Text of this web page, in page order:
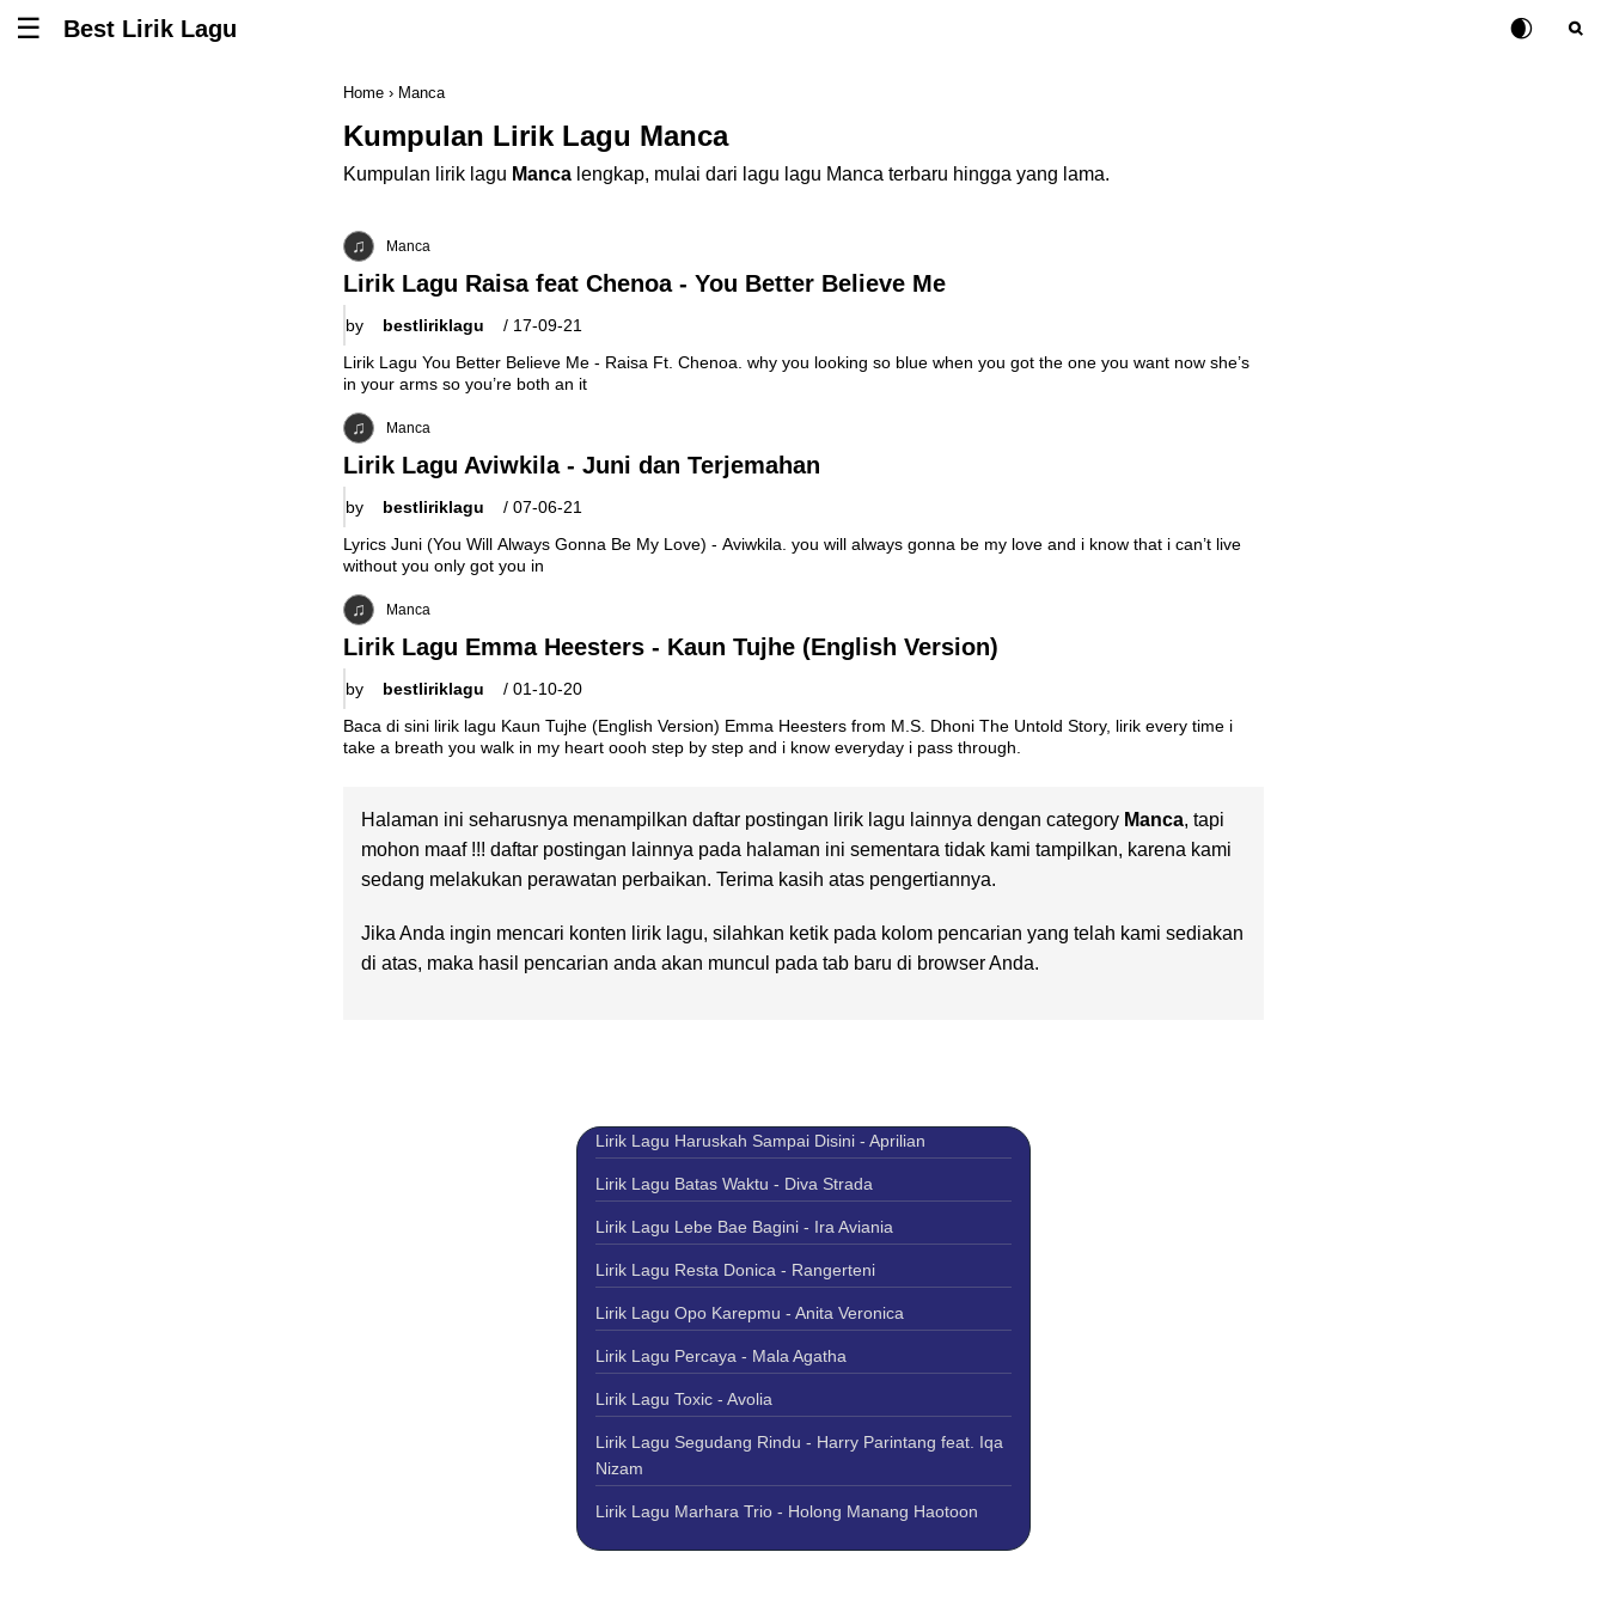
Tombol untuk membuka atau menutup menu
Best Lirik Lagu Rubah Posisi
Tombol
Home › Manca
Kumpulan Lirik Lagu Manca
Kumpulan lirik lagu Manca lengkap, mulai dari lagu lagu Manca terbaru hingga yang lama.
Manca
Lirik Lagu Raisa feat Chenoa - You Better Believe Me
by bestliriklagu / 17-09-21
Lirik Lagu You Better Believe Me - Raisa Ft. Chenoa. why you looking so blue when you got the one you want now she’s
in your arms so you’re both an it
Manca
Lirik Lagu Aviwkila - Juni dan Terjemahan
by bestliriklagu / 07-06-21
Lyrics Juni (You Will Always Gonna Be My Love) - Aviwkila. you will always gonna be my love and i know that i can’t live
without you only got you in
Manca
Lirik Lagu Emma Heesters - Kaun Tujhe (English Version)
by bestliriklagu / 01-10-20
Baca di sini lirik lagu Kaun Tujhe (English Version) Emma Heesters from M.S. Dhoni The Untold Story, lirik every time i
take a breath you walk in my heart oooh step by step and i know everyday i pass through.
Halaman ini seharusnya menampilkan daftar postingan lirik lagu lainnya dengan category Manca, tapi
mohon maaf !!! daftar postingan lainnya pada halaman ini sementara tidak kami tampilkan, karena kami
sedang melakukan perawatan perbaikan. Terima kasih atas pengertiannya.
Jika Anda ingin mencari konten lirik lagu, silahkan ketik pada kolom pencarian yang telah kami sediakan
di atas, maka hasil pencarian anda akan muncul pada tab baru di browser Anda.
Lirik Lagu Haruskah Sampai Disini - Aprilian
Lirik Lagu Batas Waktu - Diva Strada
Lirik Lagu Lebe Bae Bagini - Ira Aviania
Lirik Lagu Resta Donica - Rangerteni
Lirik Lagu Opo Karepmu - Anita Veronica
Lirik Lagu Percaya - Mala Agatha
Lirik Lagu Toxic - Avolia
Lirik Lagu Segudang Rindu - Harry Parintang feat. Iqa
Nizam
Lirik Lagu Marhara Trio - Holong Manang Haotoon